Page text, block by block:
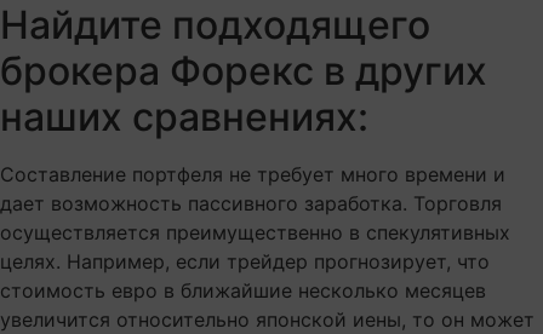
Найдите подходящего
брокера Форекс в других
наших сравнениях:
Составление портфеля не требует много времени и
дает возможность пассивного заработка. Торговля
осуществляется преимущественно в спекулятивных
целях. Например, если трейдер прогнозирует, что
стоимость евро в ближайшие несколько месяцев
увеличится относительно японской иены, то он может